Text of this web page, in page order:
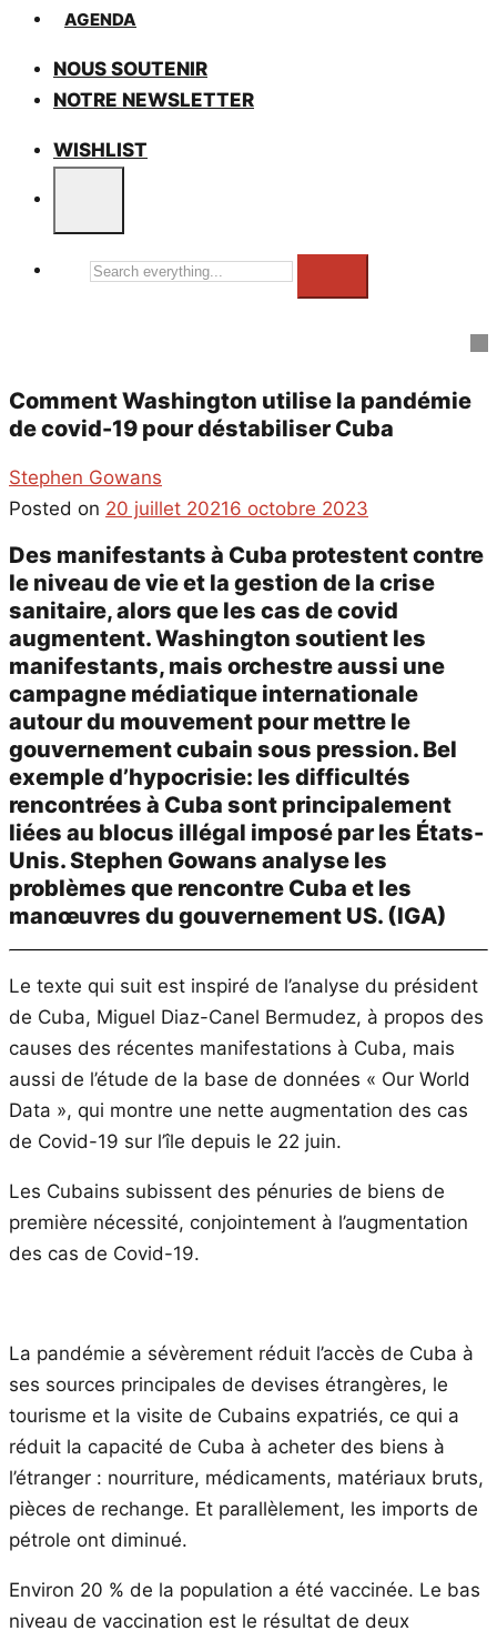
AGENDA
NOUS SOUTENIR
NOTRE NEWSLETTER
WISHLIST
Search
Comment Washington utilise la pandémie
de covid-19 pour déstabiliser Cuba
Stephen Gowans
Posted on 20 juillet 20216 octobre 2023
Des manifestants à Cuba protestent contre
le niveau de vie et la gestion de la crise
sanitaire, alors que les cas de covid
augmentent. Washington soutient les
manifestants, mais orchestre aussi une
campagne médiatique internationale
autour du mouvement pour mettre le
gouvernement cubain sous pression. Bel
exemple d’hypocrisie: les difficultés
rencontrées à Cuba sont principalement
liées au blocus illégal imposé par les États-
Unis. Stephen Gowans analyse les
problèmes que rencontre Cuba et les
manœuvres du gouvernement US. (IGA)
Le texte qui suit est inspiré de l’analyse du président
de Cuba, Miguel Diaz-Canel Bermudez, à propos des
causes des récentes manifestations à Cuba, mais
aussi de l’étude de la base de données « Our World
Data », qui montre une nette augmentation des cas
de Covid-19 sur l’île depuis le 22 juin.
Les Cubains subissent des pénuries de biens de
première nécessité, conjointement à l’augmentation
des cas de Covid-19.
La pandémie a sévèrement réduit l’accès de Cuba à
ses sources principales de devises étrangères, le
tourisme et la visite de Cubains expatriés, ce qui a
réduit la capacité de Cuba à acheter des biens à
l’étranger : nourriture, médicaments, matériaux bruts,
pièces de rechange. Et parallèlement, les imports de
pétrole ont diminué.
Environ 20 % de la population a été vaccinée. Le bas
niveau de vaccination est le résultat de deux